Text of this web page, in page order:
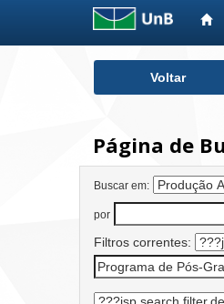
Voltar
Página de
Buscar em:
por
Filtros correntes: